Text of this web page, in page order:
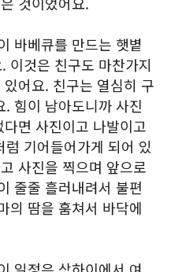
바베큐를 만드는 햇볕
이것은 친구도 마찬가지
어요. 친구는 열심히 구
힘이 남아도니까 사진
면 사진이고 나발이고
기어들어가게 되어 있
사진을 찍으며 앞으로
줄줄 흘러내려서 불편
의 땀을 훔쳐서 바닥에